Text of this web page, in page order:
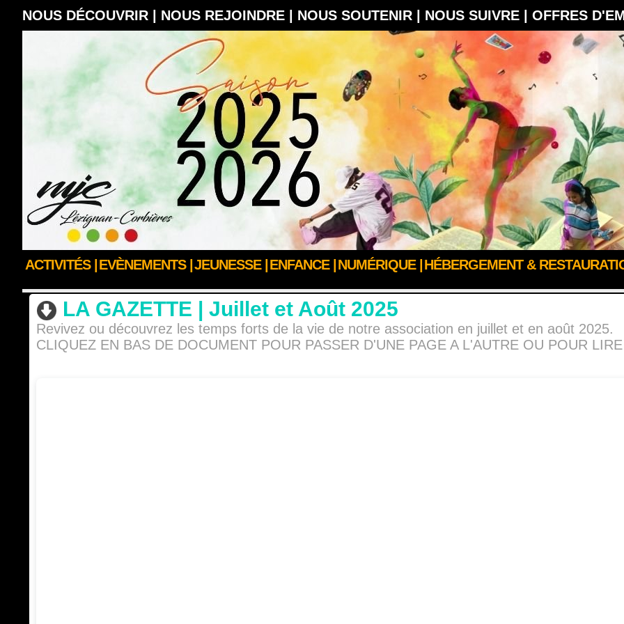
NOUS DÉCOUVRIR | NOUS REJOINDRE | NOUS SOUTENIR | NOUS SUIVRE | OFFRES
ACTIVITÉS | EVÈNEMENTS | JEUNESSE | ENFANCE | NUMÉRIQUE | HÉBERGEMENT &
LA GAZETTE | Juillet et Août 2025
Revivez ou découvrez les temps forts de la vie de notre association en juillet et en août 2025.
CLIQUEZ EN BAS DE DOCUMENT POUR PASSER D'UNE PAGE A L'AUTRE OU POUR